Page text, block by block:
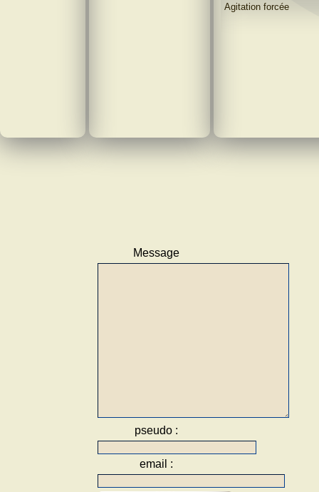
Agitation forcée
Message
pseudo :
email :